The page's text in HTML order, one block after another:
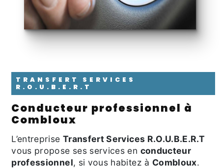
TRANSFERT SERVICES
R.O.U.B.E.R.T
conducteur professionnel à
Combloux
L’entreprise Transfert Services R.O.U.B.E.R.T
vous propose ses services en conducteur
professionnel, si vous habitez à Combloux.